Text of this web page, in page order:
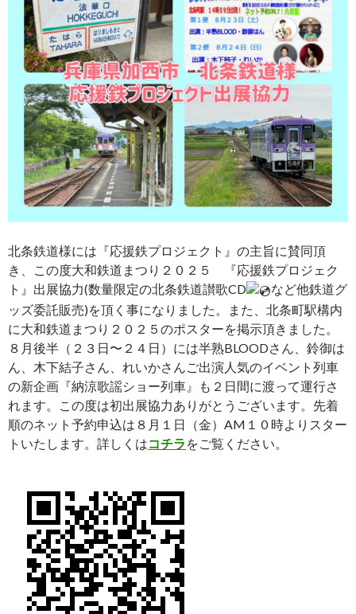
北条鉄道様には『応援鉄プロジェクト』の主旨に賛同頂
き、この度大和鉄道まつり２０２５ 『応援鉄プロジェク
ト』出展協力(数量限定の北条鉄道讃歌CD
など他鉄道グ
ッズ委託販売)を頂く事になりました。また、北条町駅構内
に大和鉄道まつり２０２５のポスターを掲示頂きました。
８月後半（２３日〜２４日）には半熟BLOODさん、鈴御は
ん、木下結子さん、れいかさんご出演人気のイベント列車
の新企画『納涼歌謡ショー列車』も２日間に渡って運行さ
れます。この度は初出展協力ありがとうございます。先着
順のネット予約申込は８月１日（金）AM１０時よりスター
トいたします。詳しくはコチラ をご覧ください。